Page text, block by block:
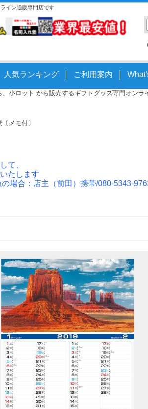
イン通販専門店です
人気ランキング ご利用案内
小ロット から販売するギフトグッズ専門オ
メモ付〕
て、
たします
合：店主（前田）携帯/080-5343-